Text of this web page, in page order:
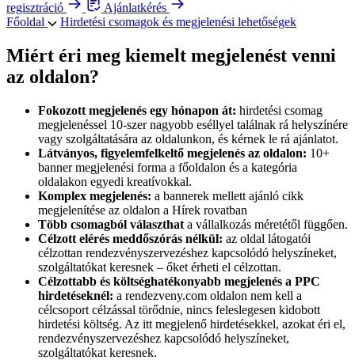
regisztráció
Ajánlatkérés
Főoldal
Hirdetési csomagok és megjelenési lehetőségek
Miért éri meg kiemelt megjelenést venni
az oldalon?
Fokozott megjelenés egy hónapon át: hirdetési csomag
megjelenéssel 10-szer nagyobb eséllyel találnak rá helyszínére
vagy szolgáltatására az oldalunkon, és kérnek le rá ajánlatot.
Látványos, figyelemfelkeltő megjelenés az oldalon: 10+
banner megjelenési forma a főoldalon és a kategória
oldalakon egyedi kreatívokkal.
Komplex megjelenés: a bannerek mellett ajánló cikk
megjelenítése az oldalon a Hírek rovatban
Több csomagból választhat a vállalkozás méretétől függően.
Célzott elérés meddőszórás nélkül: az oldal látogatói
célzottan rendezvényszervezéshez kapcsolódó helyszíneket,
szolgáltatókat keresnek – őket érheti el célzottan.
Célzottabb és költséghatékonyabb megjelenés a PPC
hirdetéseknél: a rendezveny.com oldalon nem kell a
célcsoport célzással törődnie, nincs feleslegesen kidobott
hirdetési költség. Az itt megjelenő hirdetésekkel, azokat éri el,
rendezvényszervezéshez kapcsolódó helyszíneket,
szolgáltatókat keresnek.